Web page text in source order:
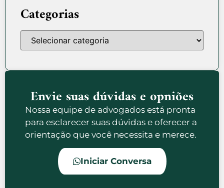
Categorias
Envie suas dúvidas e opniões
Nossa equipe de advogados está pronta
para esclarecer suas dúvidas e oferecer a
orientação que você necessita e merece.
Iniciar Conversa